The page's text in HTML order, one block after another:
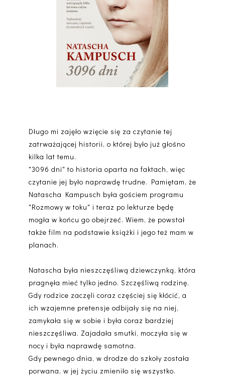
Długo mi zajęło wzięcie się za czytanie tej
zatrważającej historii, o której było już głośno
kilka lat temu.
"3096 dni" to historia oparta na faktach, więc
czytanie jej było naprawdę trudne. Pamiętam, że
Natascha Kampusch była gościem programu
"Rozmowy w toku" i teraz po lekturze będę
mogła w końcu go obejrzeć. Wiem, że powstał
także film na podstawie książki i jego też mam w
planach.
Natascha była nieszczęśliwą dziewczynką, która
pragnęła mieć tylko jedno. Szczęśliwą rodzinę.
Gdy rodzice zaczęli coraz częściej się kłócić, a
ich wzajemne pretensje odbijały się na niej,
zamykała się w sobie i była coraz bardziej
nieszczęśliwa. Zajadała smutki, moczyła się w
nocy i była naprawdę samotna.
Gdy pewnego dnia, w drodze do szkoły została
porwana, w jej życiu zmieniło się wszystko.